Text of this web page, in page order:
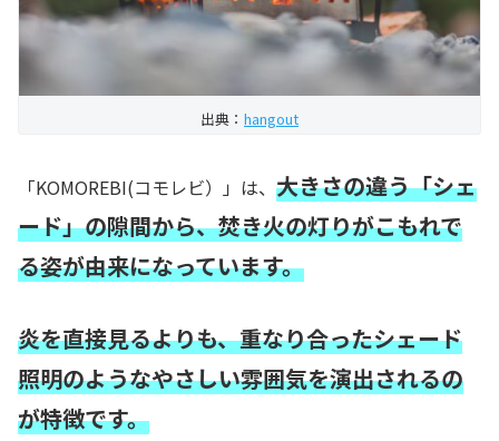
出典： hangout
「KOMOREBI(コモレビ）」は、 大きさの違う「シェ
ード」の隙間から、焚き火の灯りがこもれで
る姿が由来になっています。
炎を直接見るよりも、重なり合ったシェード
照明のようなやさしい雰囲気を演出されるの
が特徴です。